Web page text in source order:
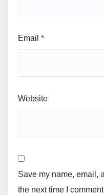
Email *
Website
Save my name, email,
the next time I